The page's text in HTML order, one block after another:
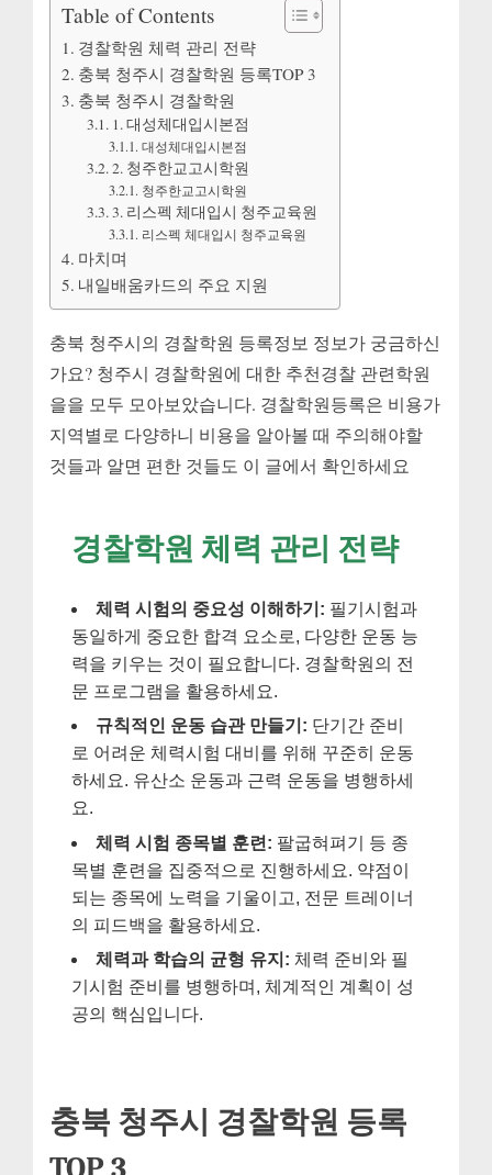
Table of Contents
경찰학원 체력 관리 전략
충북 청주시 경찰학원 등록TOP 3
충북 청주시 경찰학원
1. 대성체대입시본점
대성체대입시본점
2. 청주한교고시학원
청주한교고시학원
3. 리스펙 체대입시 청주교육원
리스펙 체대입시 청주교육원
마치며
내일배움카드의 주요 지원
충북 청주시의 경찰학원 등록정보 정보가 궁금하신
가요? 청주시 경찰학원에 대한 추천경찰 관련학원
을을 모두 모아보았습니다. 경찰학원등록은 비용가
지역별로 다양하니 비용을 알아볼 때 주의해야할
것들과 알면 편한 것들도 이 글에서 확인하세요
경찰학원 체력 관리 전략
체력 시험의 중요성 이해하기: 필기시험과
동일하게 중요한 합격 요소로, 다양한 운동 능
력을 키우는 것이 필요합니다. 경찰학원의 전
문 프로그램을 활용하세요.
규칙적인 운동 습관 만들기: 단기간 준비
로 어려운 체력시험 대비를 위해 꾸준히 운동
하세요. 유산소 운동과 근력 운동을 병행하세
요.
체력 시험 종목별 훈련: 팔굽혀펴기 등 종
목별 훈련을 집중적으로 진행하세요. 약점이
되는 종목에 노력을 기울이고, 전문 트레이너
의 피드백을 활용하세요.
체력과 학습의 균형 유지: 체력 준비와 필
기시험 준비를 병행하며, 체계적인 계획이 성
공의 핵심입니다.
충북 청주시 경찰학원 등록
TOP 3